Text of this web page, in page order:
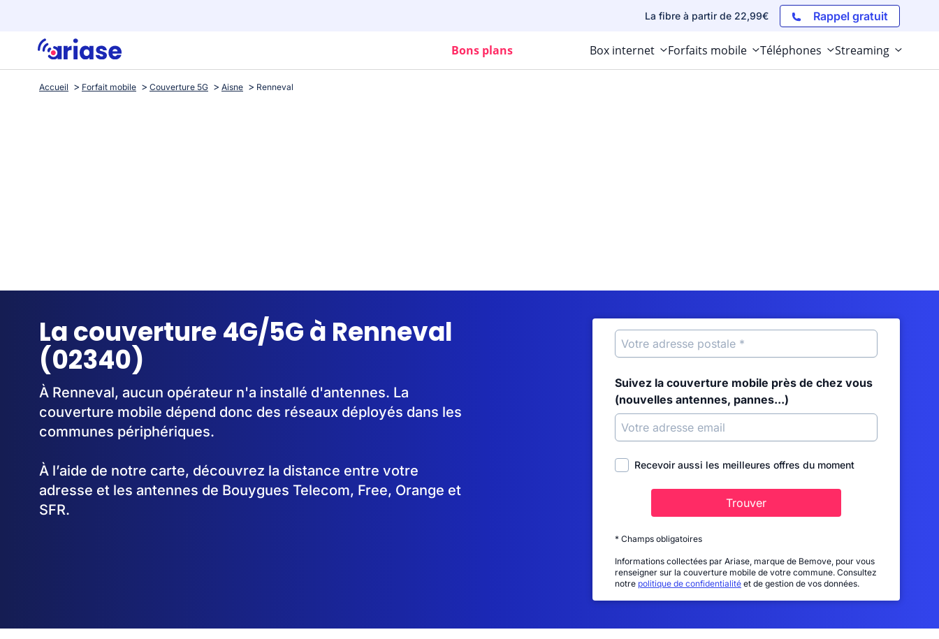
La fibre à partir de 22,99€ Rappel gratuit
Bons plans Box internet Forfaits mobile Téléphones Streaming
Accueil Forfait mobile Couverture 5G Aisne Renneval
La couverture 4G/5G à Renneval
(02340)
À Renneval, aucun opérateur n'a installé d'antennes. La
couverture mobile dépend donc des réseaux déployés dans les
communes périphériques.
À l’aide de notre carte, découvrez la distance entre votre
adresse et les antennes de Bouygues Telecom, Free, Orange et
SFR.
Suivez la couverture mobile près de chez vous
(nouvelles antennes, pannes...)
Recevoir aussi les meilleures offres du moment
Trouver
* Champs obligatoires
Informations collectées par Ariase, marque de Bemove, pour vous
renseigner sur la couverture mobile de votre commune. Consultez
notre politique de confidentialité et de gestion de vos données.